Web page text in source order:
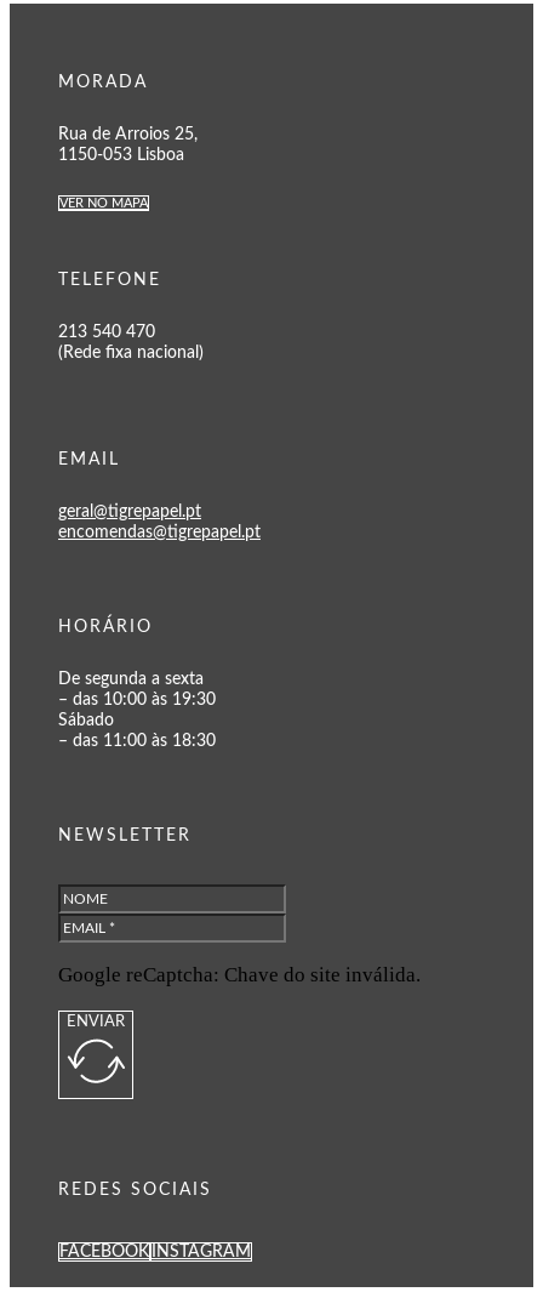
MORADA
Rua de Arroios 25,
1150-053 Lisboa
VER NO MAPA
TELEFONE
213 540 470
(Rede fixa nacional)
EMAIL
geral@tigrepapel.pt
encomendas@tigrepapel.pt
HORÁRIO
De segunda a sexta
– das 10:00 às 19:30
Sábado
– das 11:00 às 18:30
NEWSLETTER
Google reCaptcha: Chave do site inválida.
ENVIAR
REDES SOCIAIS
FACEBOOK INSTAGRAM